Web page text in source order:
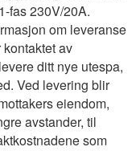
fas 230V/20A.
om leveranse
av
ditt nye utespa,
Ved levering blir
eiendom,
avstander, til
som